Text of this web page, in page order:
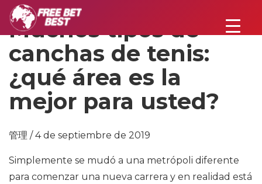
Muchos tipos de
canchas de tenis:
¿qué área es la
mejor para usted?
管理 / 4 de septiembre de 2019
Simplemente se mudó a una metrópoli diferente
para comenzar una nueva carrera y en realidad está